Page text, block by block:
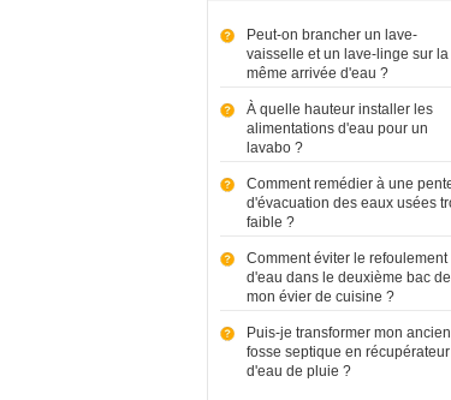
Peut-on brancher un lave-
vaisselle et un lave-linge sur la
même arrivée d'eau ?
À quelle hauteur installer les
alimentations d'eau pour un
lavabo ?
Comment remédier à une
d'évacuation des eaux usées
faible ?
Comment éviter le refoulement
d'eau dans le deuxième bac de
mon évier de cuisine ?
Puis-je transformer mon
fosse septique en récupérateur
d'eau de pluie ?